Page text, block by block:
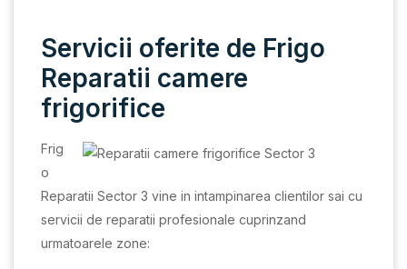
Servicii oferite de Frigo
Reparatii camere
frigorifice
Frig
o
Reparatii Sector 3 vine in intampinarea clientilor sai cu
servicii de reparatii profesionale cuprinzand
urmatoarele zone: